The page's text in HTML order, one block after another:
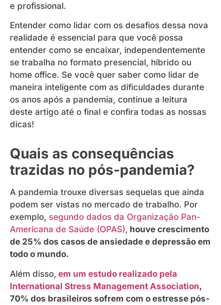
e profissional.
Entender como lidar com os desafios dessa nova
realidade é essencial para que você possa
entender como se encaixar, independentemente
se trabalha no formato presencial, híbrido ou
home office. Se você quer saber como lidar de
maneira inteligente com as dificuldades durante
os anos após a pandemia, continue a leitura
deste artigo até o final e confira todas as nossas
dicas!
Quais as consequências
trazidas no pós-pandemia?
A pandemia trouxe diversas sequelas que ainda
podem ser vistas no mercado de trabalho. Por
exemplo, segundo dados da Organização Pan-
Americana de Saúde (OPAS), houve crescimento
de 25% dos casos de ansiedade e depressão em
todo o mundo.
Além disso, em um estudo realizado pela
International Stress Management Association,
70% dos brasileiros sofrem com o estresse pós-